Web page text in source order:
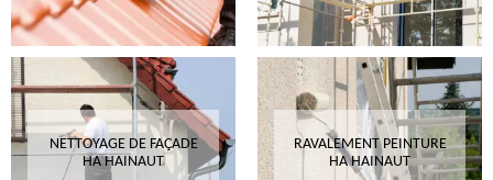
NETTOYAGE DE FAÇADE
HA HAINAUT
RAVALEMENT PEINTURE
HA HAINAUT